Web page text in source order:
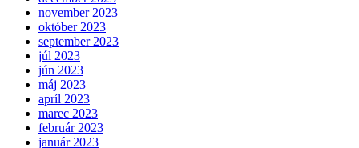
november 2023
október 2023
september 2023
júl 2023
jún 2023
máj 2023
apríl 2023
marec 2023
február 2023
január 2023